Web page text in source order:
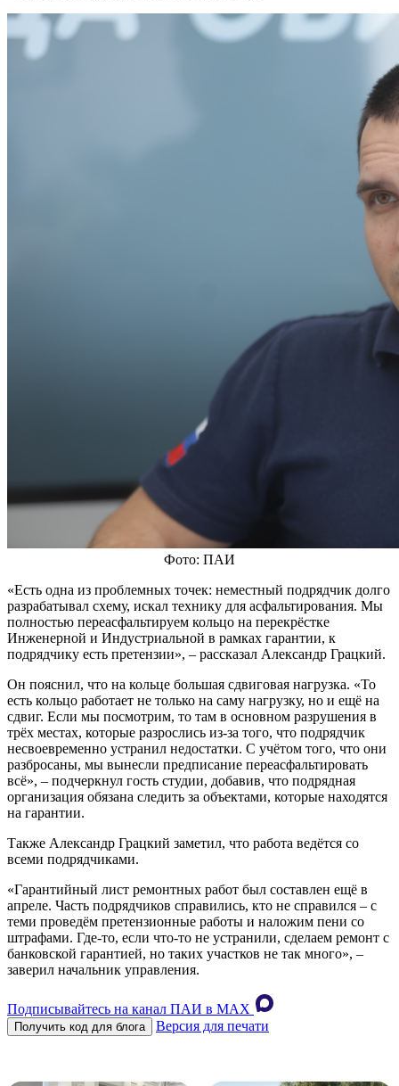
Фото: ПАИ
«Есть одна из проблемных точек: неместный подрядчик долго
разрабатывал схему, искал технику для асфальтирования. Мы
полностью переасфальтируем кольцо на перекрёстке
Инженерной и Индустриальной в рамках гарантии, к
подрядчику есть претензии», – рассказал Александр Грацкий.
Он пояснил, что на кольце большая сдвиговая нагрузка. «То
есть кольцо работает не только на саму нагрузку, но и ещё на
сдвиг. Если мы посмотрим, то там в основном разрушения в
трёх местах, которые разрослись из-за того, что подрядчик
несвоевременно устранил недостатки. С учётом того, что они
разбросаны, мы вынесли предписание переасфальтировать
всё», – подчеркнул гость студии, добавив, что подрядная
организация обязана следить за объектами, которые находятся
на гарантии.
Также Александр Грацкий заметил, что работа ведётся со
всеми подрядчиками.
«Гарантийный лист ремонтных работ был составлен ещё в
апреле. Часть подрядчиков справились, кто не справился – с
теми проведём претензионные работы и наложим пени со
штрафами. Где-то, если что-то не устранили, сделаем ремонт с
банковской гарантией, но таких участков не так много», –
заверил начальник управления.
Подписывайтесь на канал ПАИ в MAХ
Получить код для блога Версия для печати